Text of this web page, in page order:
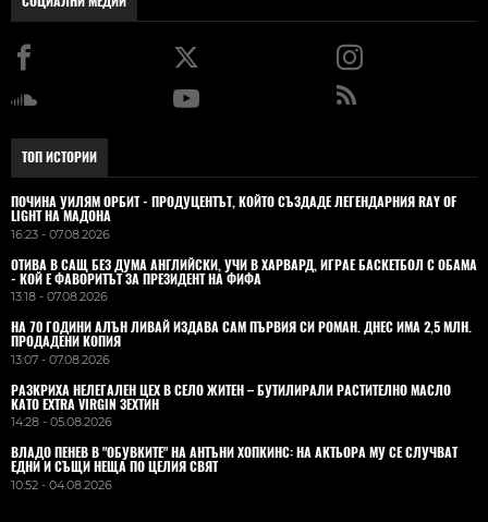
ТОП ИСТОРИИ
ПОЧИНА УИЛЯМ ОРБИТ - ПРОДУЦЕНТЪТ, КОЙТО СЪЗДАДЕ ЛЕГЕНДАРНИЯ RAY OF
LIGHT НА МАДОНА
16:23 - 07.08.2026
ОТИВА В САЩ БЕЗ ДУМА АНГЛИЙСКИ, УЧИ В ХАРВАРД, ИГРАЕ БАСКЕТБОЛ С ОБАМА
- КОЙ Е ФАВОРИТЪТ ЗА ПРЕЗИДЕНТ НА ФИФА
13:18 - 07.08.2026
НА 70 ГОДИНИ АЛЪН ЛИВАЙ ИЗДАВА САМ ПЪРВИЯ СИ РОМАН. ДНЕС ИМА 2,5 МЛН.
ПРОДАДЕНИ КОПИЯ
13:07 - 07.08.2026
РАЗКРИХА НЕЛЕГАЛЕН ЦЕХ В СЕЛО ЖИТЕН – БУТИЛИРАЛИ РАСТИТЕЛНО МАСЛО
КАТО EXTRA VIRGIN ЗЕХТИН
14:28 - 05.08.2026
ВЛАДO ПЕНЕВ В "ОБУВКИТЕ" НА АНТЪНИ ХОПКИНС: НА АКТЬОРА МУ СЕ СЛУЧВАТ
ЕДНИ И СЪЩИ НЕЩА ПО ЦЕЛИЯ СВЯТ
10:52 - 04.08.2026